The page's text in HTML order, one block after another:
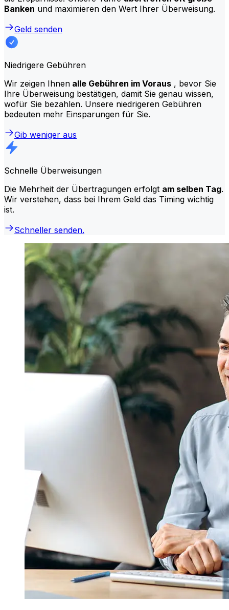
Banken und maximieren den Wert Ihrer Überweisung.
Geld senden
Niedrigere Gebühren
Wir zeigen Ihnen alle Gebühren im Voraus , bevor Sie
Ihre Überweisung bestätigen, damit Sie genau wissen,
wofür Sie bezahlen. Unsere niedrigeren Gebühren
bedeuten mehr Einsparungen für Sie.
Gib weniger aus
Schnelle Überweisungen
Die Mehrheit der Übertragungen erfolgt am selben Tag.
Wir verstehen, dass bei Ihrem Geld das Timing wichtig
ist.
Schneller senden.